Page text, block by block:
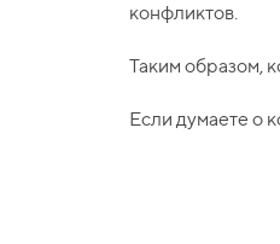
конфликтов.
Таким образом,
Если думаете о